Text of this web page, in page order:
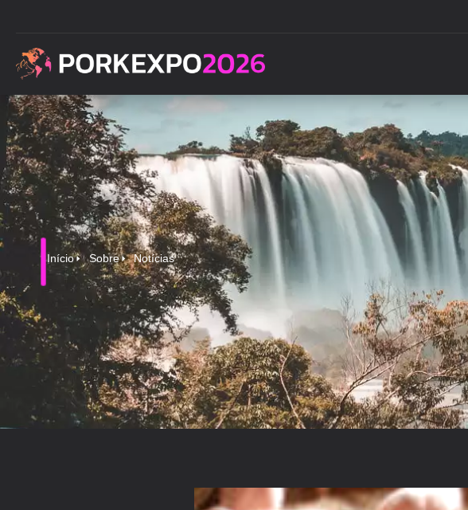
Início Sobre Notícias